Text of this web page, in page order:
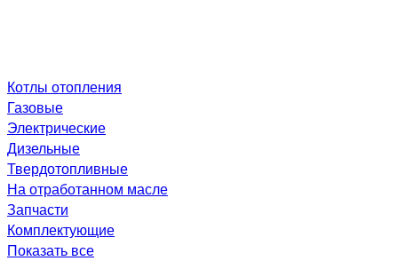
Котлы отопления
Газовые
Электрические
Дизельные
Твердотопливные
На отработанном масле
Запчасти
Комплектующие
Показать все